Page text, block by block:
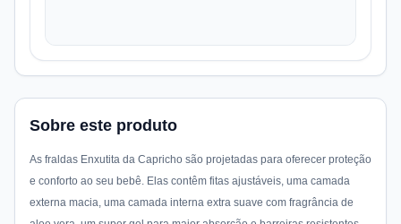
Sobre este produto
As fraldas Enxutita da Capricho são projetadas para oferecer proteção
e conforto ao seu bebê. Elas contêm fitas ajustáveis, uma camada
externa macia, uma camada interna extra suave com fragrância de